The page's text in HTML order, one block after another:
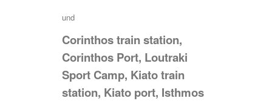
und
Corinthos train station,
Corinthos Port, Loutraki
Sport Camp, Kiato train
station, Kiato port, Isthmos